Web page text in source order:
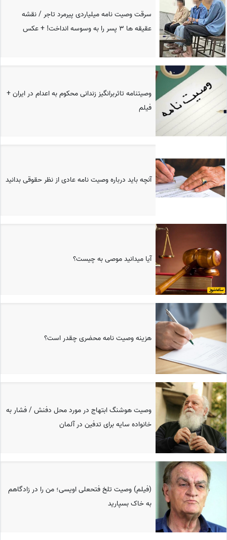
سرقت وصیت نامه میلیاردی پیرمرد تاجر / نقشه
عقیقه ها 3 پسر را به وسوسه انداخت! + عکس
وصیتنامه تاثربرانگیز زندانی محکوم به اعدام در ایران +
فیلم
آنچه باید درباره وصیت نامه عادی از نظر حقوقی بدانید
آیا میدانید موصی به چیست؟
هزینه وصیت نامه محضری چقدر است؟
وصیت هوشنگ ابتهاج در مورد محل دفنش / فشار به
خانواده سایه برای تدفین در آلمان
(فیلم) وصیت تلخ فتحعلی اویسی؛ من را در زادگاهم
به خاک بسپارید